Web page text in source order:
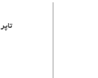
افزودن به